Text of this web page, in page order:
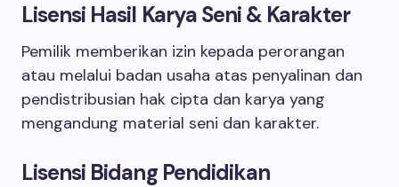
Lisensi Hasil Karya Seni & Karakter
Pemilik memberikan izin kepada perorangan
atau melalui badan usaha atas penyalinan dan
pendistribusian hak cipta dan karya yang
mengandung material seni dan karakter.
Lisensi Bidang Pendidikan